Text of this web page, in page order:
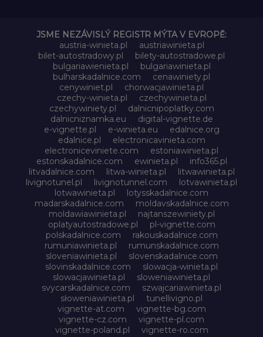
JSME NEZÁVISLÝ REGISTR MÝTA V EVROPĚ:
austria-winieta.pl
austriawinieta.pl
bilet-autostradowy.pl
bilety-autostradowe.pl
bulgariawienieta.pl
bulgariawinieta.pl
bulharskadalnice.com
cenawiniety.pl
cenywiniet.pl
chorwacjawinieta.pl
czechy-winieta.pl
czechywinieta.pl
czechywiniety.pl
dalnicnipoplatky.com
dalnicniznamka.eu
digital-vignette.de
e-vignette.pl
e-winieta.eu
edalnice.org
edalnice.pl
electronicavinieta.com
electroniceviniete.com
estoniawinieta.pl
estonskadalnice.com
ewinieta.pl
info365.pl
litvadalnice.com
litwa-winieta.pl
litwawinieta.pl
livignotunel.pl
livignotunnel.com
lotvawinieta.pl
lotwawinieta.pl
lotysskadalnice.com
madarskadalnice.com
moldavskadalnice.com
moldawiawinieta.pl
najtanszewiniety.pl
oplatyautostradowe.pl
pl-vignette.com
polskadalnice.com
rakouskadalnice.com
rumuniawinieta.pl
rumunskadalnice.com
sloveniawinieta.pl
slovenskadalnice.com
slovinskadalnice.com
slowacja-winieta.pl
slowacjawinieta.pl
sloweniawinieta.pl
svycarskadalnice.com
szwajcariawinieta.pl
słoweniawinieta.pl
tunellivigno.pl
vignette-at.com
vignette-bg.com
vignette-cz.com
vignette-pl.com
vignette-poland.pl
vignette-ro.com